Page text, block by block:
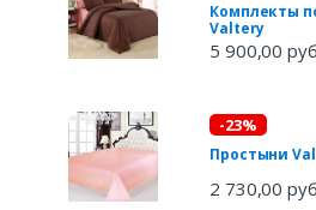
Комплекты
Valtery
5 900,00
-23%
Простыни
2 730,00